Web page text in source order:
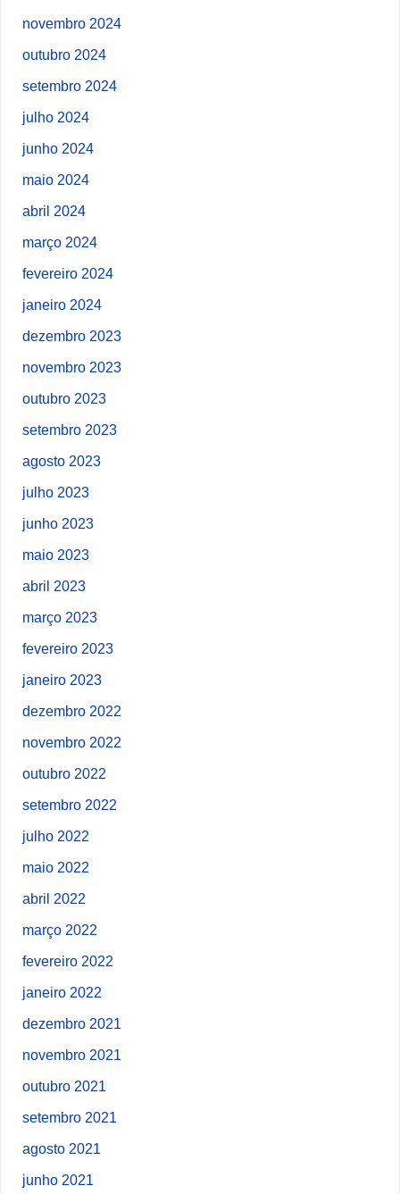
novembro 2024
outubro 2024
setembro 2024
julho 2024
junho 2024
maio 2024
abril 2024
março 2024
fevereiro 2024
janeiro 2024
dezembro 2023
novembro 2023
outubro 2023
setembro 2023
agosto 2023
julho 2023
junho 2023
maio 2023
abril 2023
março 2023
fevereiro 2023
janeiro 2023
dezembro 2022
novembro 2022
outubro 2022
setembro 2022
julho 2022
maio 2022
abril 2022
março 2022
fevereiro 2022
janeiro 2022
dezembro 2021
novembro 2021
outubro 2021
setembro 2021
agosto 2021
junho 2021